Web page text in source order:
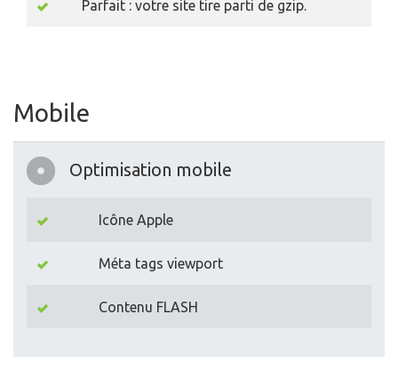
Parfait : votre site tire parti de gzip.
Mobile
Optimisation mobile
Icône Apple
Méta tags viewport
Contenu FLASH